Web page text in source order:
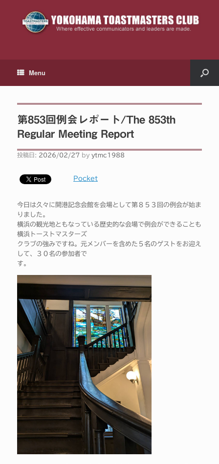
Menu
第853回例会レポート/The 853th
Regular Meeting Report
投稿日: 2026/02/27 by ytmc1988
Pocket
今日は久々に開港記念会館を会場として第８５３回の例会が始ま
りました。
横浜の観光地ともなっている歴史的な会場で例会ができることも
横浜トーストマスターズ
クラブの強みですね。元メンバーを含めた５名のゲストをお迎え
して、３０名の参加者で
す。